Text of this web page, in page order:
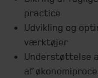
practice
Udvikling og
værktøjer
Understøttelse
af